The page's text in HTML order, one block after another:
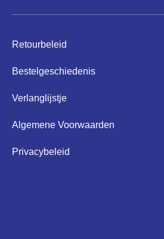
Retourbeleid
Bestelgeschiedenis
Verlanglijstje
Algemene Voorwaarden
Privacybeleid